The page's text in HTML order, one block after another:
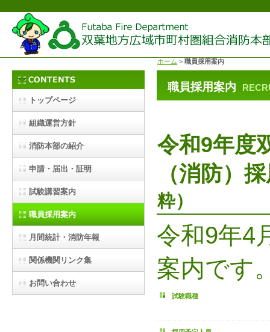
ホーム >職員採用案内
職員採用案内
令和9年度
（消防）
粋）
令和9年4
案内です
試験職種
トップページ
組織運営方針
消防本部の紹介
申請・届出・証明
試験講習案内
職員採用案内
月間統計・消防年報
関係機関リンク集
お問い合わせ